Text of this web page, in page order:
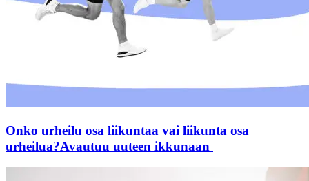
Onko urheilu osa liikuntaa vai liikunta osa
urheilua?Avautuu uuteen ikkunaan